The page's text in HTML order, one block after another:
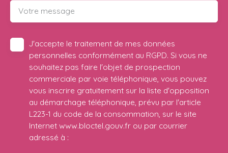
Votre message
J'accepte le traitement de mes données
personnelles conformément au RGPD. Si vous ne
souhaitez pas faire l'objet de prospection
commerciale par voie téléphonique, vous pouvez
vous inscrire gratuitement sur la liste d'opposition
au démarchage téléphonique, prévu par l'article
L223-1 du code de la consommation, sur le site
Internet www.bloctel.gouv.fr ou par courrier
adressé à :